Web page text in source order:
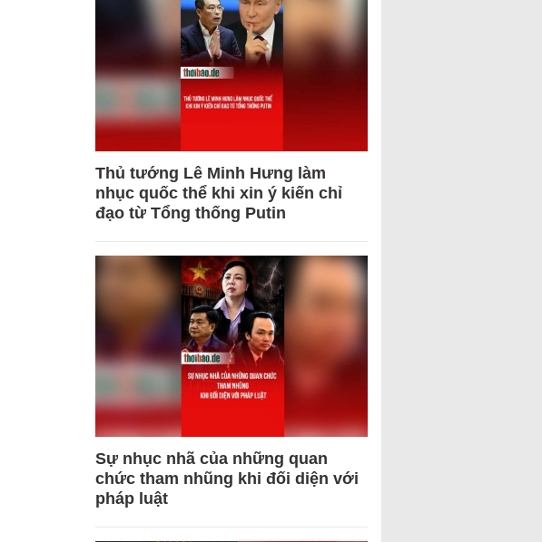
Thủ tướng Lê Minh Hưng làm
nhục quốc thể khi xin ý kiến chỉ
đạo từ Tổng thống Putin
Sự nhục nhã của những quan
chức tham nhũng khi đối diện với
pháp luật